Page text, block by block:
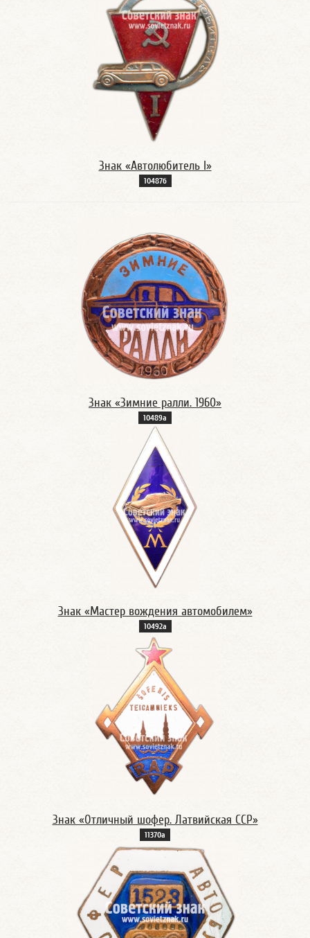
Знак «Автолюбитель I»
10487б
Знак «Зимние ралли. 1960»
10489а
Знак «Мастер вождения автомобилем»
10492а
Знак «Отличный шофер. Латвийская ССР»
11370а